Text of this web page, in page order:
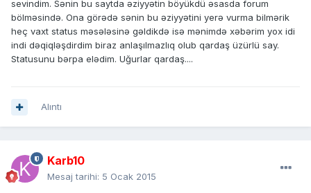
sevindim. Sənin bu saytda əziyyətin böyükdü əsasda forum
bölməsində. Ona görədə sənin bu əziyyətini yerə vurma bilmərik
heç vaxt status məsələsinə gəldikdə isə mənimdə xəbərim yox idi
indi dəqiqləşdirdim biraz anlaşılmazlıq olub qardaş üzürlü say.
Statusunu bərpa elədim. Uğurlar qardaş....
Alıntı
Karb10
Mesaj tarihi: 5 Ocak 2015